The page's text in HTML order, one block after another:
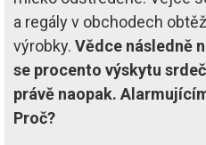
a regály v obchodech
výrobky. Vědce následně
se procento výskytu
právě naopak.
Proč?